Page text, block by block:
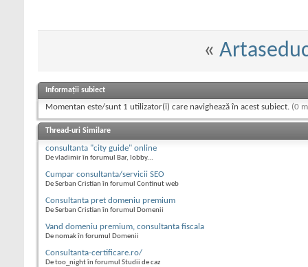
«
Informații subiect
Momentan este/sunt 1 utilizator(i) care navighează în acest subiect. (0
Thread-uri Similare
consultanta "city guide" online
De vladimir în forumul Bar, lobby...
Cumpar consultanta/servicii SEO
De Serban Cristian în forumul Continut web
Consultanta pret domeniu premium
De Serban Cristian în forumul Domenii
Vand domeniu premium, consultanta fiscala
De nomak în forumul Domenii
Consultanta-certificare.ro/
De too_night în forumul Studii de caz